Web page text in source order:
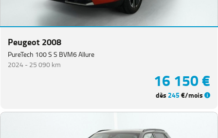
Peugeot 2008
PureTech 100 S S BVM6 Allure
2024 -25 090 km
16 150 €
dès 245€/mois